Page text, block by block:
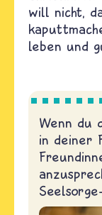
will nicht,
leben und
Wenn du
in deiner